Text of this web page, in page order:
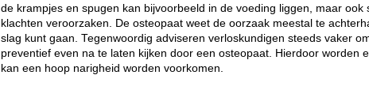
de krampjes en spugen kan bijvoorbeeld in de voeding liggen, maar
klachten veroorzaken. De osteopaat weet de oorzaak meestal te
slag kunt gaan. Tegenwoordig adviseren verloskundigen steeds vaker
preventief even na te laten kijken door een osteopaat. Hierdoor worden
kan een hoop narigheid worden voorkomen.